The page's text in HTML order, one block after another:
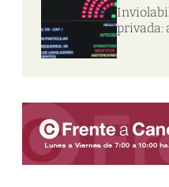
privada: